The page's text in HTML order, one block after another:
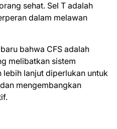
sehat. Sel T adalah
dalam melawan
bahwa CFS adalah
melibatkan sistem
lebih lanjut diperlukan untuk
mengembangkan